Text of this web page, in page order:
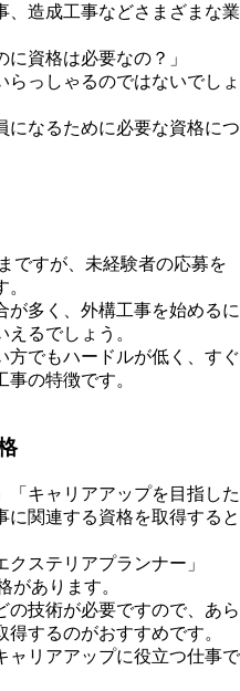
、造成工事などさまざまな業
に資格は必要なの？」
らっしゃるのではないでしょ
になるために必要な資格につ
ですが、未経験者の応募を
が多く、外構工事を始めるに
るでしょう。
方でもハードルが低く、すぐ
の特徴です。
「キャリアアップを目指した
に関連する資格を取得すると
ステリアプランナー」
があります。
の技術が必要ですので、あら
するのがおすすめです。
ャリアアップに役立つ仕事で